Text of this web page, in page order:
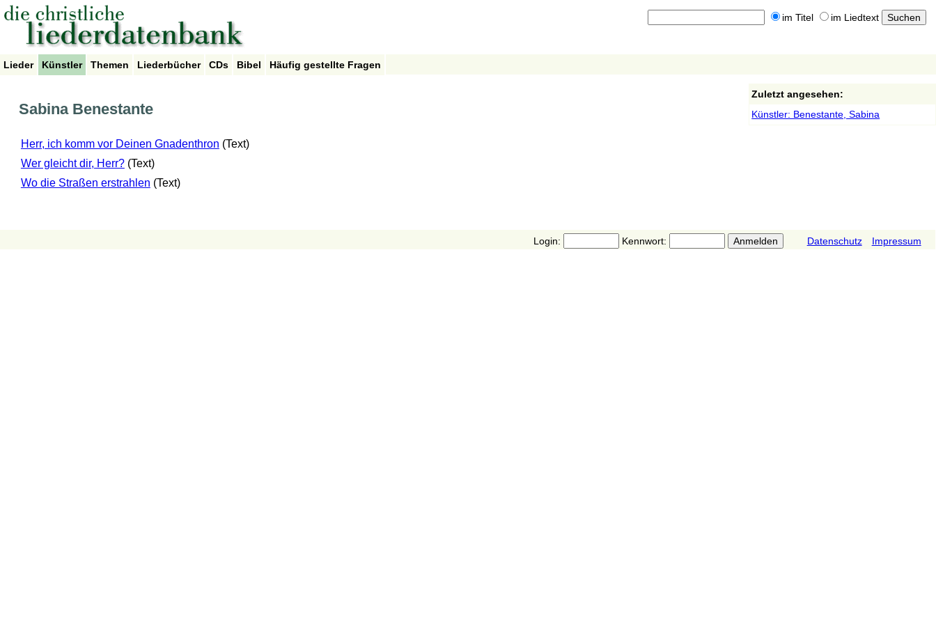
im Titel im Liedtext
Lieder Künstler Themen Liederbücher CDs Bibel Häufig gestellte Fragen
Sabina Benestante
Herr, ich komm vor Deinen Gnadenthron (Text)
Wer gleicht dir, Herr? (Text)
Wo die Straßen erstrahlen (Text)
Zuletzt angesehen:
Künstler: Benestante, Sabina
Login: Kennwort: Datenschutz Impressum